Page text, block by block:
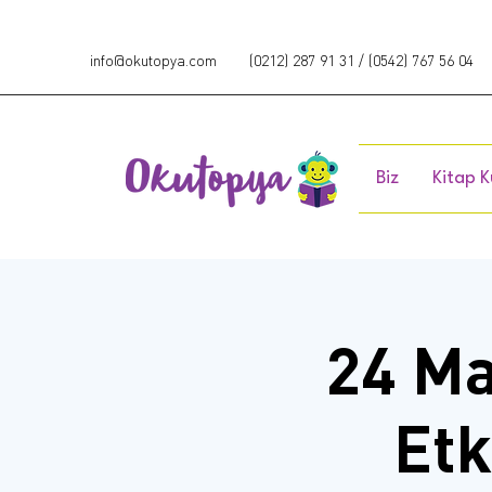
info@okutopya.com (0212) 287 91 31 / (0542) 767 56 04
Biz Kitap
24